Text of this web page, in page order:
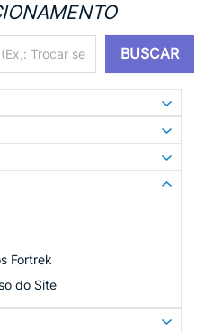
BUSCAR
Fortrek
do Site